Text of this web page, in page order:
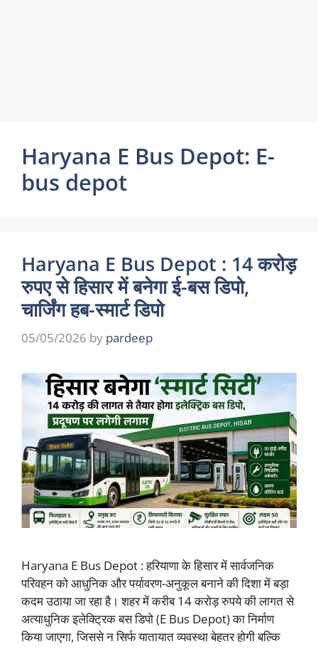
Haryana E Bus Depot: E-
bus depot
Haryana E Bus Depot : 14 करोड़
रुपए से हिसार में बनेगा ई-बस डिपो,
चार्जिंग हब-स्मार्ट डिपो
05/05/2026 by pardeep
Haryana E Bus Depot : हरियाणा के हिसार में सार्वजनिक
परिवहन को आधुनिक और पर्यावरण-अनुकूल बनाने की दिशा में बड़ा
कदम उठाया जा रहा है। शहर में करीब 14 करोड़ रुपये की लागत से
अत्याधुनिक इलेक्ट्रिक बस डिपो (E Bus Depot) का निर्माण
किया जाएगा, जिससे न सिर्फ यातायात व्यवस्था बेहतर होगी बल्कि